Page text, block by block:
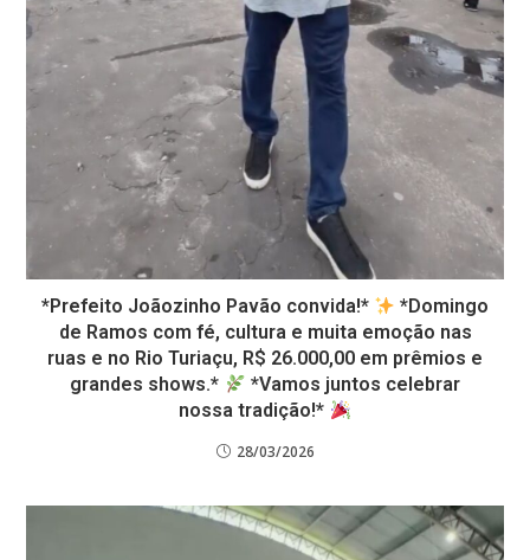
*Prefeito Joãozinho Pavão convida!*
*Domingo
de Ramos com fé, cultura e muita emoção nas
ruas e no Rio Turiaçu, R$ 26.000,00 em prêmios e
grandes shows.*
*Vamos juntos celebrar
nossa tradição!*
28/03/2026